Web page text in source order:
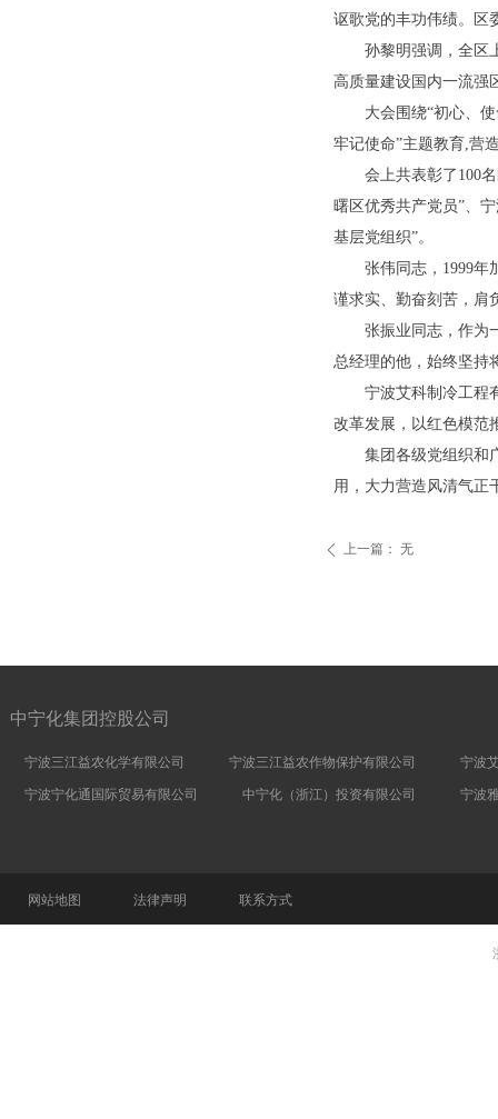
讴歌党的丰功伟绩。区
孙黎明强调，全区
高质量建设国内一流强
大会围绕“初心、
牢记使命”主题教育,营
会上共表彰了100
曙区优秀共产党员”、
基层党组织”。
张伟同志，1999年
谨求实、勤奋刻苦，肩
张振业同志，作为
总经理的他，始终坚持
宁波艾科制冷工程
改革发展，以红色模范
集团各级党组织和
用，大力营造风清气正
ꄴ 上一篇： 无
中宁化集团控股公司
宁波三江益农化学有限公司 宁波三江益农作物保护有限公司 宁波
宁波宁化通国际贸易有限公司 中宁化（浙江）投资有限公司 宁波
网站地图 法律声明 联系方式